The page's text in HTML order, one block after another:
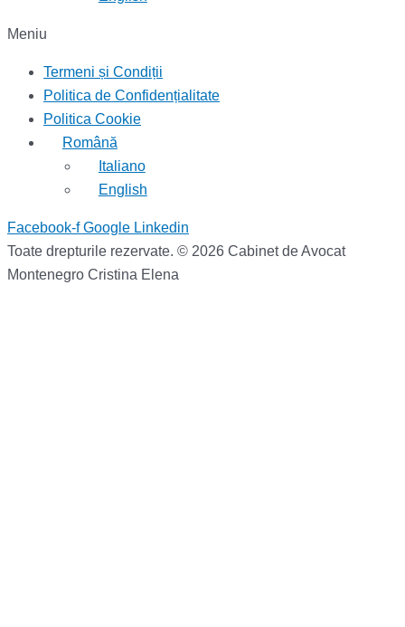
Meniu
Termeni și Condiții
Politica de Confidențialitate
Politica Cookie
Română
Italiano
English
Facebook-f Google Linkedin
Toate drepturile rezervate. © 2026 Cabinet de Avocat
Montenegro Cristina Elena